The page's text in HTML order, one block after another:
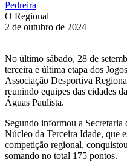
Pedreira
O Regional
2 de outubro de 2024
No último sábado, 28 de
terceira e última etapa dos
Associação Desportiva
reunindo equipes das cidades
Águas Paulista.
Segundo informou a Secretaria
Núcleo da Terceira Idade, que
competição regional,
somando no total 175 pontos.